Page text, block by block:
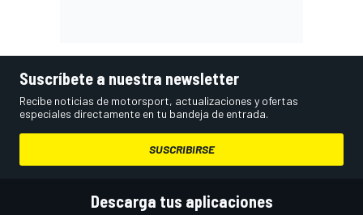
Suscríbete a nuestra newsletter
Recibe noticias de motorsport, actualizaciones y ofertas
especiales directamente en tu bandeja de entrada.
SUSCRIBIRSE
Descarga tus aplicaciones